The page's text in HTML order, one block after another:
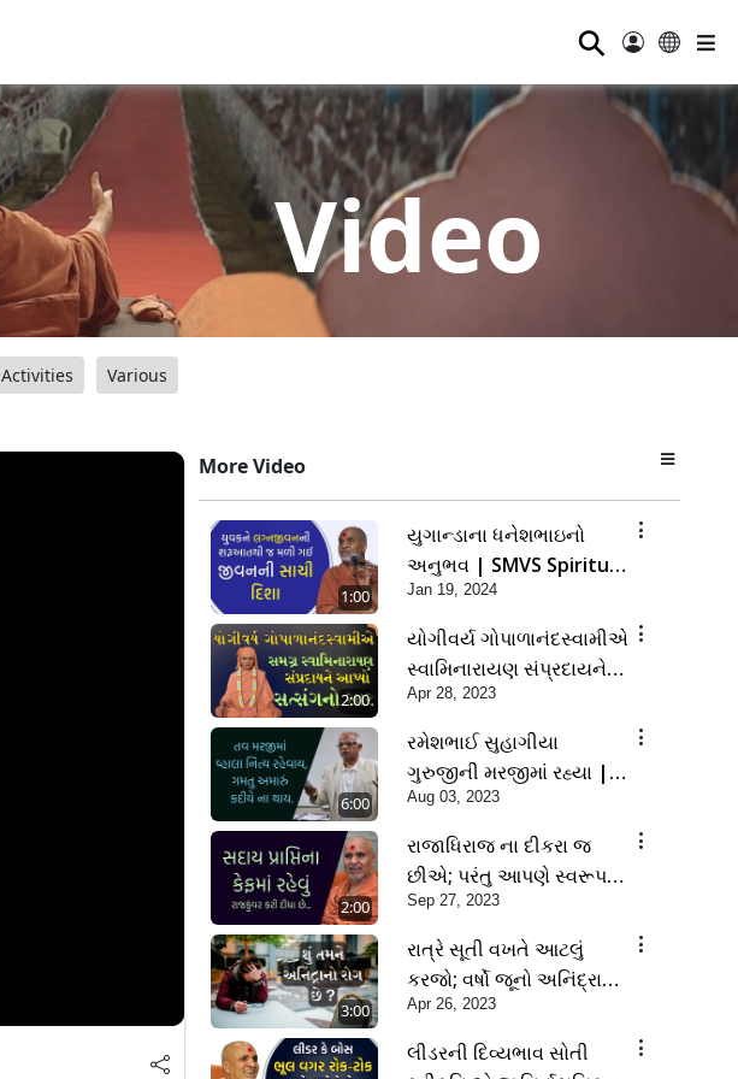
⚲
Video
Activities Various
More Video
1:00
યુગાન્ડાના ધનેશભાઇનો
અનુભવ | SMVS Spiritual
Journey
Jan 19, 2024
2:00
યોગીવર્ય ગોપાળાનંદસ્વામીએ
સ્વામિનારાયણ સંપ્રદાયને
આપ્યો સત્સંગનો સાર |
SMVS | Swaminarayan |
Apr 28, 2023
6:00
રમેશભાઈ સુહાગીયા
ગુરુજીની મરજીમાં રહ્યા |
SMVS Spiritual Journey
Aug 03, 2023
2:00
રાજાધિરાજ ના દીકરા જ
છીએ; પરંતુ આપણે સ્વરૂપસ્થ
રહેવું છકી ના જવું | SMVS
Spiritual Journey
Sep 27, 2023
3:00
રાત્રે સૂતી વખતે આટલું
કરજો; વર્ષો જૂનો અનિંદ્રાનો
રોગ ગાયબ થઈ જશે... |
SMVS | Swaminarayan |
2023
Apr 26, 2023
લીડરની દિવ્યભાવ સોતી